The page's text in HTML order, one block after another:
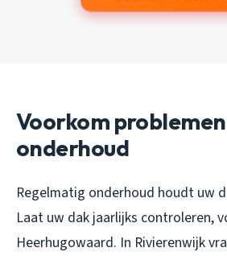
Voorkom
onderhoud
Regelmatig onderhoud houdt uw
Laat uw dak jaarlijks controleren,
Heerhugowaard. In Rivierenwijk